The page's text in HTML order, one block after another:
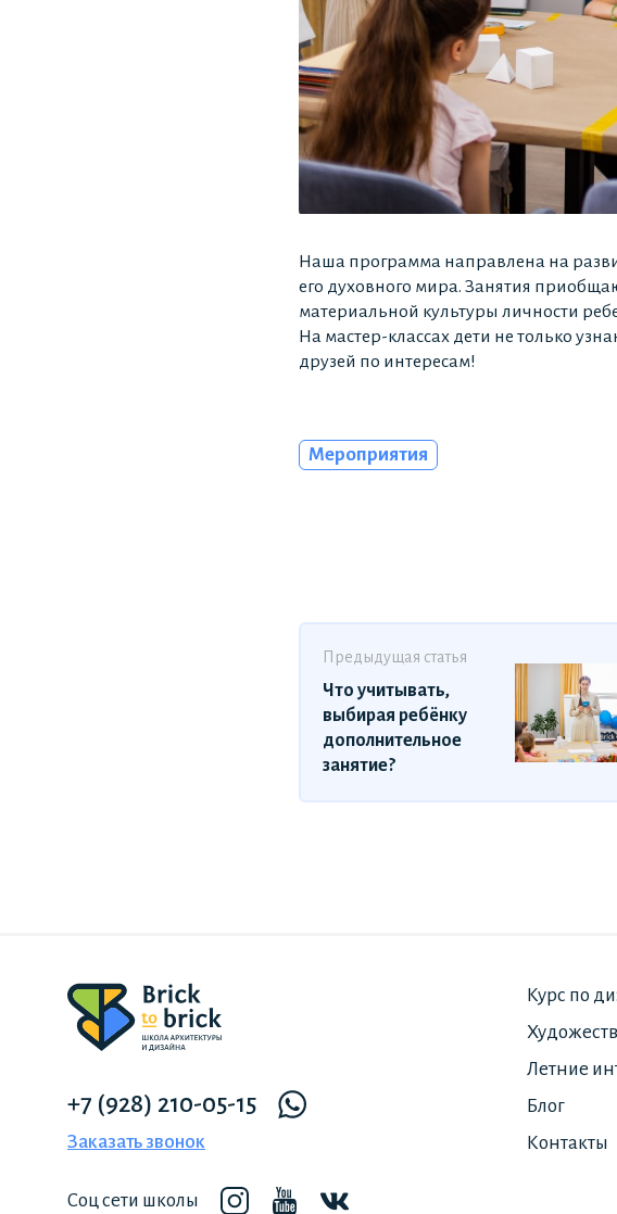
Наша программа направлена на
его духовного мира. Занятия
материальной культуры личности
На мастер-классах дети не только
друзей по интересам!
Мероприятия
Предыдущая статья
Что учитывать,
выбирая ребёнку
дополнительное
занятие?
+7 (928) 210-05-15
Заказать звонок
Соц сети школы
Курс по
Летние
Блог
Контакты